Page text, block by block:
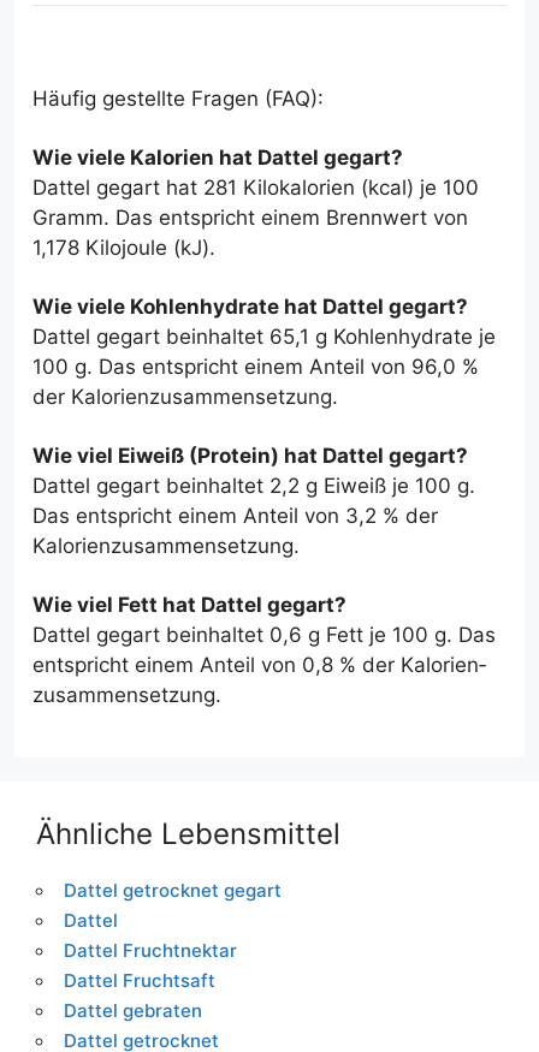
Häufig gestellte Fragen (FAQ):
Wie viele Kalorien hat Dattel gegart?
Dattel gegart hat 281 Kilokalorien (kcal) je 100
Gramm. Das entspricht einem Brennwert von
1,178 Kilojoule (kJ).
Wie viele Kohlenhydrate hat Dattel gegart?
Dattel gegart beinhaltet 65,1 g Kohlenhydrate je
100 g. Das entspricht einem Anteil von 96,0 %
der Kalorien­zusammensetzung.
Wie viel Eiweiß (Protein) hat Dattel gegart?
Dattel gegart beinhaltet 2,2 g Eiweiß je 100 g.
Das entspricht einem Anteil von 3,2 % der
Kalorien­zusammensetzung.
Wie viel Fett hat Dattel gegart?
Dattel gegart beinhaltet 0,6 g Fett je 100 g. Das
entspricht einem Anteil von 0,8 % der Kalorien­
zusammensetzung.
Ähnliche Lebensmittel
Dattel getrocknet gegart
Dattel
Dattel Fruchtnektar
Dattel Fruchtsaft
Dattel gebraten
Dattel getrocknet